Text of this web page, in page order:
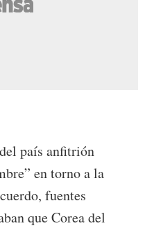
país anfitrión
en torno a la
fuentes
que Corea del